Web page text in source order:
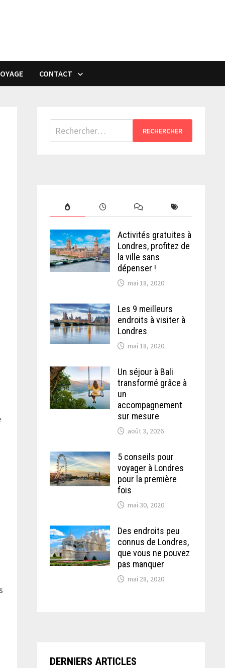
CONTACT
Rechercher :
Activités gratuites à
Londres, profitez de
la ville sans
dépenser !
mai 18, 2020
Les 9 meilleurs
endroits à visiter à
Londres
mai 18, 2020
Un séjour à Bali
transformé grâce à
un
accompagnement
sur mesure
août 3, 2026
5 conseils pour
voyager à Londres
pour la première
fois
mai 30, 2020
Des endroits peu
connus de Londres,
que vous ne pouvez
pas manquer
mai 28, 2020
DERNIERS ARTICLES